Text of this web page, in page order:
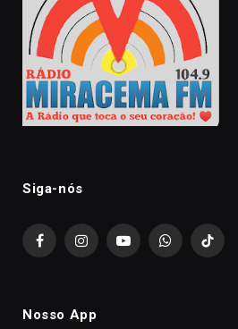
Siga-nós
FacebookInstagramYouTubeWhatsAppTikTok
Nosso App